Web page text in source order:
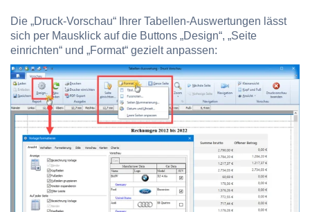
Die „Druck-Vorschau“ Ihrer Tabellen-Auswertungen lässt
sich per Mausklick auf die Buttons „Design“, „Seite
einrichten“ und „Format“ gezielt anpassen: